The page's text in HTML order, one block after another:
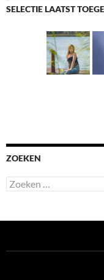
SELECTIE LAATST
ZOEKEN
Zoeken
naar: